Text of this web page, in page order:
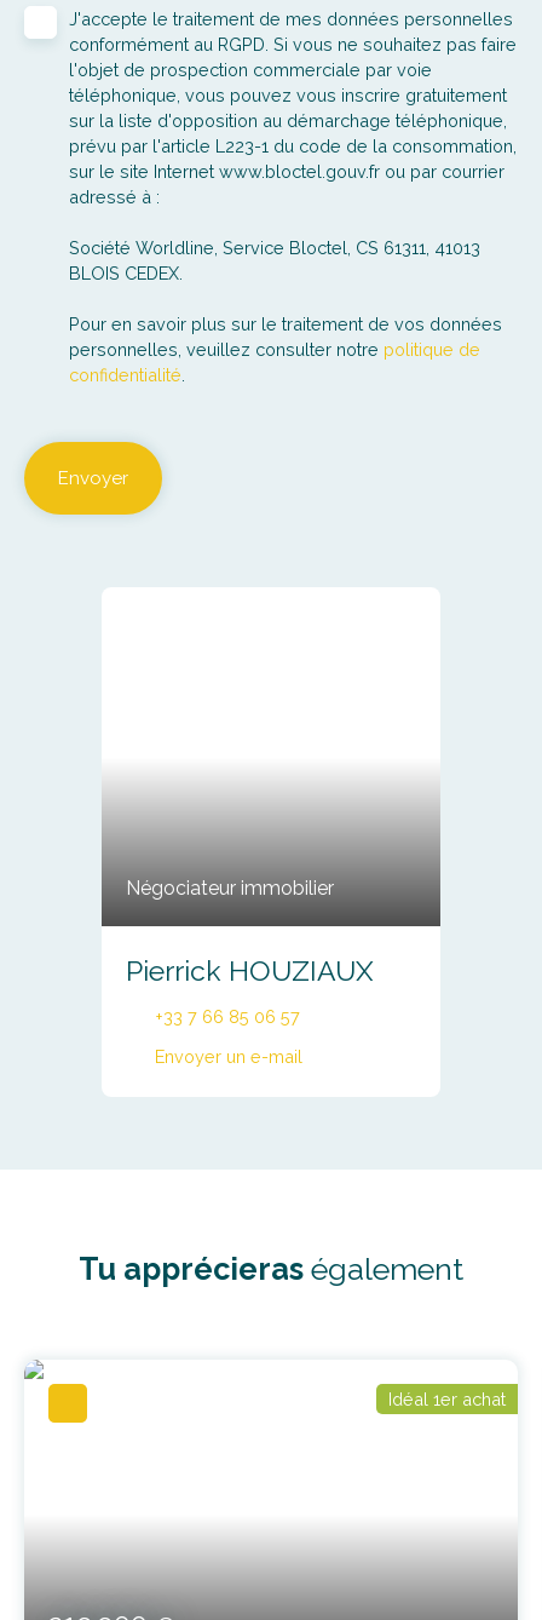
J'accepte le traitement de mes données personnelles
conformément au RGPD. Si vous ne souhaitez pas faire
l'objet de prospection commerciale par voie
téléphonique, vous pouvez vous inscrire gratuitement
sur la liste d'opposition au démarchage téléphonique,
prévu par l'article L223-1 du code de la consommation,
sur le site Internet www.bloctel.gouv.fr ou par courrier
adressé à :
Société Worldline, Service Bloctel, CS 61311, 41013
BLOIS CEDEX.
Pour en savoir plus sur le traitement de vos données
personnelles, veuillez consulter notre politique de
confidentialité
Envoyer
Négociateur immobilier
Pierrick HOUZIAUX
+33 7 66 85 06 57
Envoyer un e-mail
Tu apprécieras également
Idéal 1er achat